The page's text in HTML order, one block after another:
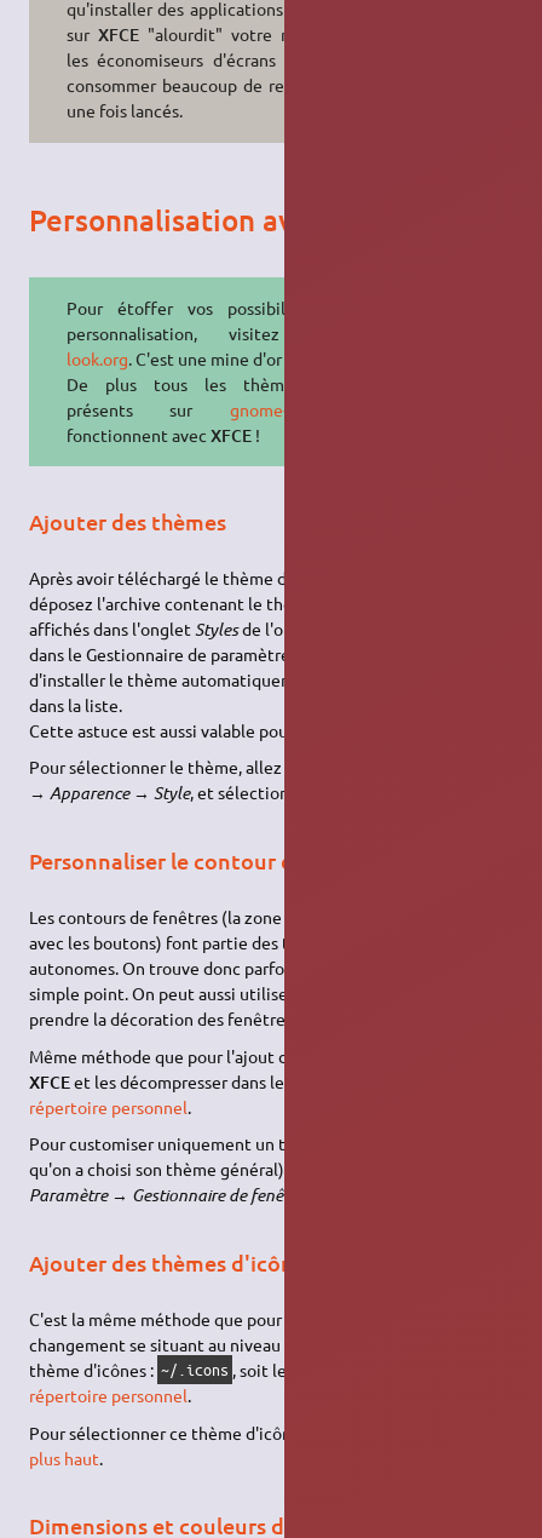
qu'installer des applications
sur XFCE"alourdit" votre machine,
les économiseurs d'écrans peuvent
consommer beaucoup de ressources
une fois lancés.
Personnalisation avancée
Pour étoffer vos possibilités de
personnalisation, visitez
look.org. C'est une mine d'or !
De plus tous les thèmes GTK
présents sur gnome-look.org
fonctionnent avec XFCE!
Ajouter des thèmes
Après avoir téléchargé le thème de votre choix, glissez-
déposez l'archive contenant le thème dans la liste des thèmes
affichés dans l'ongletStylesde l'outil
dans le Gestionnaire de paramètres.
d'installer le thème automatiquement et devrait le rajouter
dans la liste.
Cette astuce est aussi valable pour les thèmes d'icônes.
Pour sélectionner le thème, allez dans le menu des
→ Apparence→Style, et sélectionner le thème désiré.
Personnaliser le contour de fenêtre
Les contours de fenêtres (la zone du haut de chaque fenêtre
avec les boutons) font partie des thèmes, mais sont
autonomes. On trouve donc parfois des thèmes réduits à ce
simple point. On peut aussi utiliser un thème général, mais
prendre la décoration des fenêtres d'un autre.
Même méthode que pour l'ajout de thème : utilisez des thèmes
XFCEet les décompresser dans le répertoire
répertoire personnel.
Pour customiser uniquement un thème de fenêtre (une fois
qu'on a choisi son thème général), allez dans le menu des
Paramètre→ Gestionnaire de fenêtres
Ajouter des thèmes d'icônes
C'est la même méthode que pour ajouter un thème, le seul
changement se situant au niveau du dossier d'arrivée de votre
thème d'icônes : ~/.icons , soit le répertoire
répertoire personnel.
Pour sélectionner ce thème d'icônes, suivez la méthode citée
plus haut
Dimensions et couleurs de la fenêtre terminal